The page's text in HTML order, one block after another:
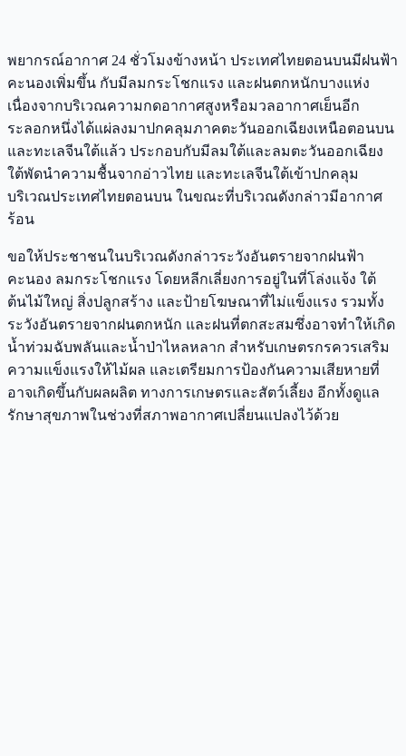
พยากรณ์อากาศ 24 ชั่วโมงข้างหน้า ประเทศไทยตอนบนมีฝนฟ้า
คะนองเพิ่มขึ้น กับมีลมกระโชกแรง และฝนตกหนักบางแห่ง
เนื่องจากบริเวณความกดอากาศสูงหรือมวลอากาศเย็นอีก
ระลอกหนึ่งได้แผ่ลงมาปกคลุมภาคตะวันออกเฉียงเหนือตอนบน
และทะเลจีนใต้แล้ว ประกอบกับมีลมใต้และลมตะวันออกเฉียง
ใต้พัดนำความชื้นจากอ่าวไทย และทะเลจีนใต้เข้าปกคลุม
บริเวณประเทศไทยตอนบน ในขณะที่บริเวณดังกล่าวมีอากาศ
ร้อน
ขอให้ประชาชนในบริเวณดังกล่าวระวังอันตรายจากฝนฟ้า
คะนอง ลมกระโชกแรง โดยหลีกเลี่ยงการอยู่ในที่โล่งแจ้ง ใต้
ต้นไม้ใหญ่ สิ่งปลูกสร้าง และป้ายโฆษณาที่ไม่แข็งแรง รวมทั้ง
ระวังอันตรายจากฝนตกหนัก และฝนที่ตกสะสมซึ่งอาจทำให้เกิด
น้ำท่วมฉับพลันและน้ำป่าไหลหลาก สำหรับเกษตรกรควรเสริม
ความแข็งแรงให้ไม้ผล และเตรียมการป้องกันความเสียหายที่
อาจเกิดขึ้นกับผลผลิต ทางการเกษตรและสัตว์เลี้ยง อีกทั้งดูแล
รักษาสุขภาพในช่วงที่สภาพอากาศเปลี่ยนแปลงไว้ด้วย